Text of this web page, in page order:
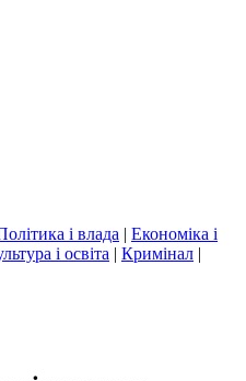
і влада | Економіка і
і освіта | Кримінал |